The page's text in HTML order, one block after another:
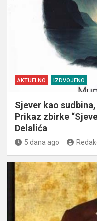
AKTUELNO IZDVOJENO
Sjever kao
Prikaz zbirke
Delalića
5 dana ago